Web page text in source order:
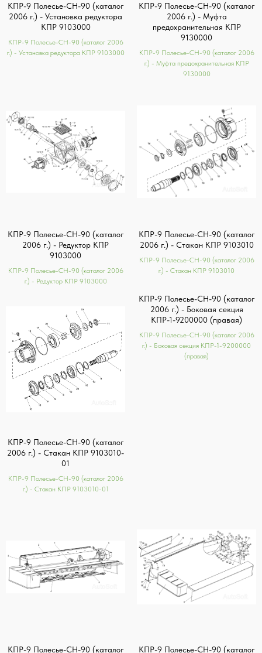
КПР-9 Полесье-СН-90 (каталог
2006 г.) - Установка редуктора
КПР 9103000
КПР-9 Полесье-СН-90 (каталог 2006
г.) - Установка редуктора КПР 9103000
КПР-9 Полесье-СН-90 (каталог
2006 г.) - Муфта
предохранительная КПР
9130000
КПР-9 Полесье-СН-90 (каталог 2006
г.) - Муфта предохранительная КПР
9130000
КПР-9 Полесье-СН-90 (каталог
2006 г.) - Редуктор КПР
9103000
КПР-9 Полесье-СН-90 (каталог 2006
г.) - Редуктор КПР 9103000
КПР-9 Полесье-СН-90 (каталог
2006 г.) - Стакан КПР 9103010
КПР-9 Полесье-СН-90 (каталог 2006
г.) - Стакан КПР 9103010
КПР-9 Полесье-СН-90 (каталог
2006 г.) - Стакан КПР 9103010-
01
КПР-9 Полесье-СН-90 (каталог 2006
г.) - Стакан КПР 9103010-01
КПР-9 Полесье-СН-90 (каталог
2006 г.) - Боковая секция
КПР-1-9200000 (правая)
КПР-9 Полесье-СН-90 (каталог 2006
г.) - Боковая секция КПР-1-9200000
(правая)
КПР-9 Полесье-СН-90 (каталог КПР-9 Полесье-СН-90 (каталог